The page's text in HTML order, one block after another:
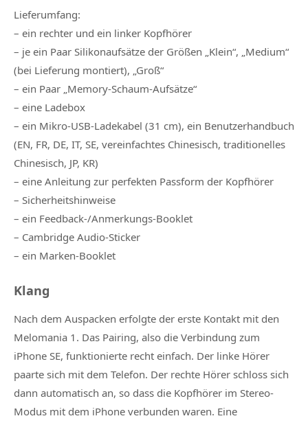
Lieferumfang:
– ein rechter und ein linker Kopfhörer
– je ein Paar Silikonaufsätze der Größen „Klein“, „Medium“
(bei Lieferung montiert), „Groß“
– ein Paar „Memory-Schaum-Aufsätze“
– eine Ladebox
– ein Mikro-USB-Ladekabel (31 cm), ein Benutzerhandbuch
(EN, FR, DE, IT, SE, vereinfachtes Chinesisch, traditionelles
Chinesisch, JP, KR)
– eine Anleitung zur perfekten Passform der Kopfhörer
– Sicherheitshinweise
– ein Feedback-/Anmerkungs-Booklet
– Cambridge Audio-Sticker
– ein Marken-Booklet
Klang
Nach dem Auspacken erfolgte der erste Kontakt mit den
Melomania 1. Das Pairing, also die Verbindung zum
iPhone SE, funktionierte recht einfach. Der linke Hörer
paarte sich mit dem Telefon. Der rechte Hörer schloss sich
dann automatisch an, so dass die Kopfhörer im Stereo-
Modus mit dem iPhone verbunden waren. Eine